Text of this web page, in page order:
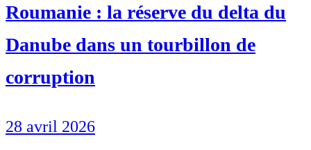
Roumanie : la réserve du delta du
Danube dans un tourbillon de
corruption
28 avril 2026